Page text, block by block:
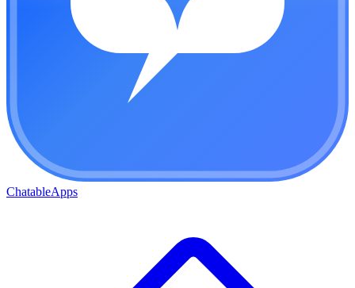
ChatableApps